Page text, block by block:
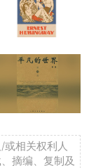
相关权利人
摘编、复制及